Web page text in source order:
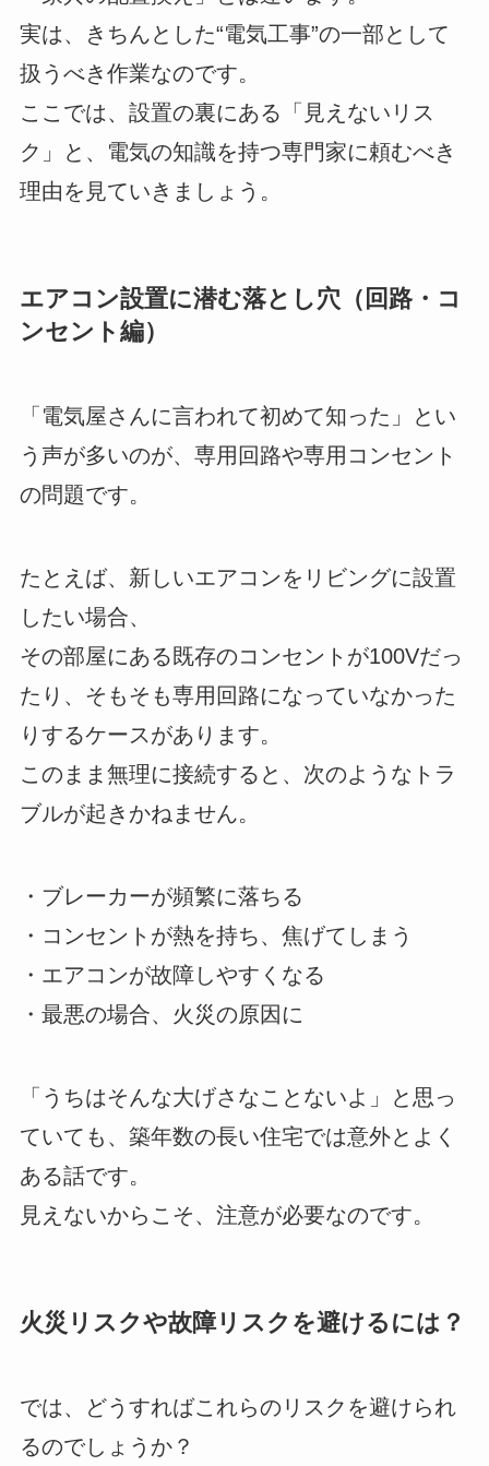
実は、きちんとした“電気工事”の一部として
扱うべき作業なのです。
ここでは、設置の裏にある「見えないリス
ク」と、電気の知識を持つ専門家に頼むべき
理由を見ていきましょう。
エアコン設置に潜む落とし穴（回路・コ
ンセント編）
「電気屋さんに言われて初めて知った」とい
う声が多いのが、専用回路や専用コンセント
の問題です。
たとえば、新しいエアコンをリビングに設置
したい場合、
その部屋にある既存のコンセントが100Vだっ
たり、そもそも専用回路になっていなかった
りするケースがあります。
このまま無理に接続すると、次のようなトラ
ブルが起きかねません。
・ブレーカーが頻繁に落ちる
・コンセントが熱を持ち、焦げてしまう
・エアコンが故障しやすくなる
・最悪の場合、火災の原因に
「うちはそんな大げさなことないよ」と思っ
ていても、築年数の長い住宅では意外とよく
ある話です。
見えないからこそ、注意が必要なのです。
火災リスクや故障リスクを避けるには？
では、どうすればこれらのリスクを避けられ
るのでしょうか？